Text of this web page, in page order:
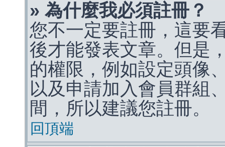
» 為什麼我必須註冊？
您不一定要註冊，這要
後才能發表文章。但是
的權限，例如設定頭像
以及申請加入會員群組
間，所以建議您註冊。
回頂端